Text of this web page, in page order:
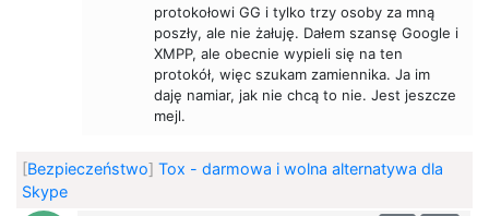
protokołowi GG i tylko trzy osoby za mną
poszły, ale nie żałuję. Dałem szansę Google i
XMPP, ale obecnie wypieli się na ten
protokół, więc szukam zamiennika. Ja im
daję namiar, jak nie chcą to nie. Jest jeszcze
mejl.
[Bezpieczeństwo] Tox - darmowa i wolna alternatywa dla
Skype